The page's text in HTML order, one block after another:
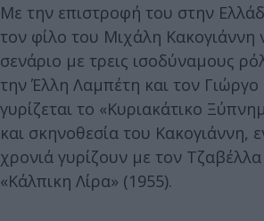
Με την επιστροφή του στην
τον φίλο του Μιχάλη Κακογιάννη
σενάριο με τρεις ισοδύναμους
την Έλλη Λαμπέτη και τον
γυρίζεται το «Κυριακάτικο
και σκηνοθεσία του Κακογιάννη,
χρονιά γυρίζουν με τον
«Κάλπικη Λίρα» (1955).